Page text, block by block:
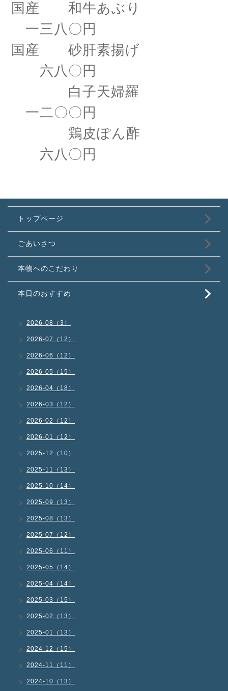
国産 和牛あぶり
一三八〇円
国産 砂肝素揚げ
六八〇円
白子天婦羅
一二〇〇円
鶏皮ぽん酢
六八〇円
トップページ
ごあいさつ
本物へのこだわり
本日のおすすめ
2026-08（3）
2026-07（12）
2026-06（12）
2026-05（15）
2026-04（18）
2026-03（12）
2026-02（12）
2026-01（12）
2025-12（10）
2025-11（13）
2025-10（14）
2025-09（13）
2025-08（13）
2025-07（12）
2025-06（11）
2025-05（14）
2025-04（14）
2025-03（15）
2025-02（13）
2025-01（13）
2024-12（15）
2024-11（11）
2024-10（13）